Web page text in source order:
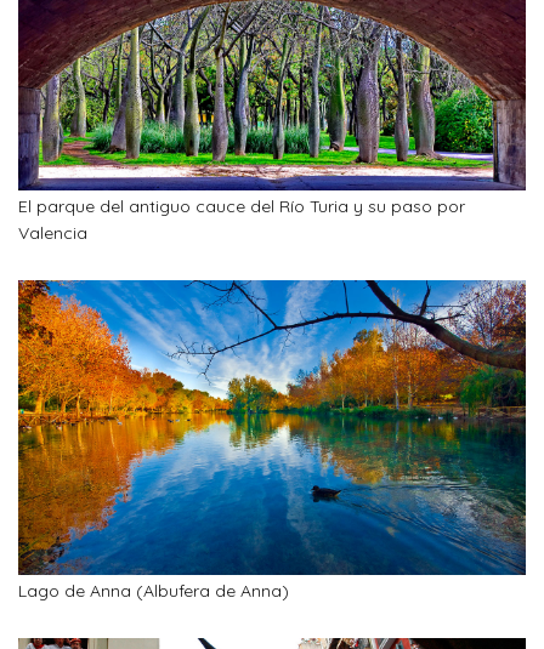
El parque del antiguo cauce del Río Turia y su paso por
Valencia
Lago de Anna (Albufera de Anna)